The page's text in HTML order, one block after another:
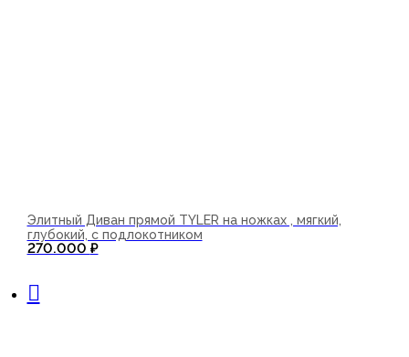
Элитный Диван прямой TYLER на ножках , мягкий,
глубокий, с подлокотником
270.000 ₽